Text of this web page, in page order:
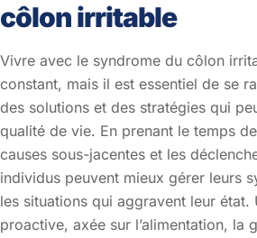
côlon irritable
Vivre avec le syndrome du côlon
constant, mais il est essentiel de se
des solutions et des stratégies qui
qualité de vie. En prenant le temps
causes sous-jacentes et les
individus peuvent mieux gérer leurs
les situations qui aggravent leur état.
proactive, axée sur l’alimentation, la